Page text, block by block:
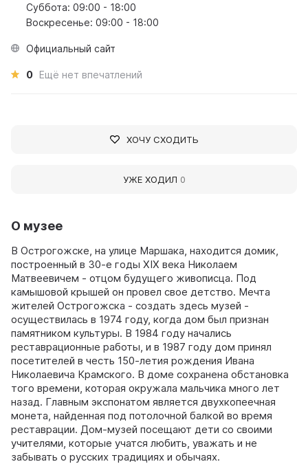
О музее
В Острогожске, на улице Маршака, находится домик,
построенный в 30-е годы XIX века Николаем
Матвеевичем - отцом будущего живописца. Под
камышовой крышей он провел свое детство. Мечта
жителей Острогожска - создать здесь музей -
осуществилась в 1974 году, когда дом был признан
памятником культуры. В 1984 году начались
реставрационные работы, и в 1987 году дом принял
посетителей в честь 150-летия рождения Ивана
Николаевича Крамского. В доме сохранена обстановка
того времени, которая окружала мальчика много лет
назад. Главным экспонатом является двухкопеечная
монета, найденная под потолочной балкой во время
реставрации. Дом-музей посещают дети со своими
учителями, которые учатся любить, уважать и не
забывать о русских традициях и обычаях.
Суббота: 09:00 - 18:00
Воскресенье: 09:00 - 18:00
Официальный сайт
0 Ещё нет впечатлений
ХОЧУ СХОДИТЬ
УЖЕ ХОДИЛ 0